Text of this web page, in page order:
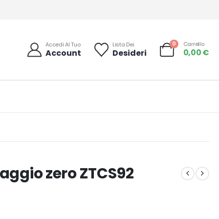
Accedi Al Tuo
Account
Lista Dei
Desideri
0 Carrello
0,00€
zero ZTCS92